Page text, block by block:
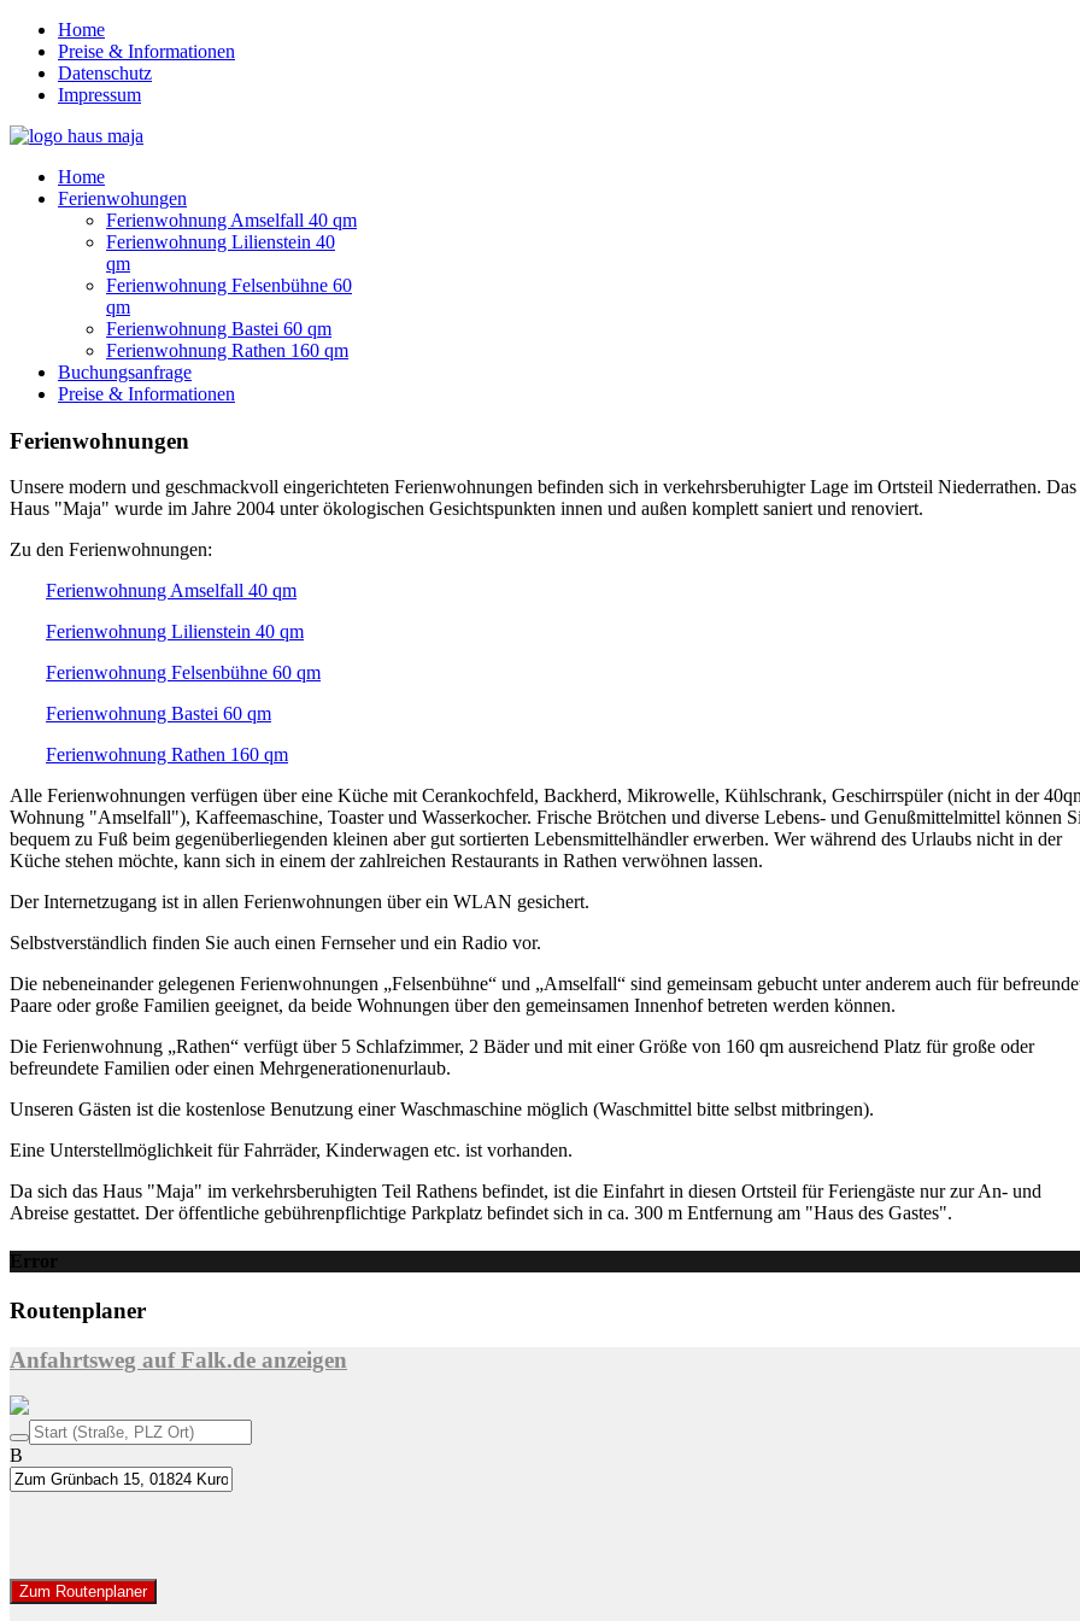
Home
Preise & Informationen
Datenschutz
Impressum
Home
Ferienwohungen
Ferienwohnung Amselfall 40 qm
Ferienwohnung Lilienstein 40
qm
Ferienwohnung Felsenbühne 60
qm
Ferienwohnung Bastei 60 qm
Ferienwohnung Rathen 160 qm
Buchungsanfrage
Preise & Informationen
Ferienwohnungen
Unsere modern und geschmackvoll eingerichteten Ferienwohnungen befinden sich in verkehrsberuhigter Lage im Ortsteil Niederrathen. Das
Haus "Maja" wurde im Jahre 2004 unter ökologischen Gesichtspunkten innen und außen komplett saniert und renoviert.
Zu den Ferienwohnungen:
Ferienwohnung Amselfall 40 qm
Ferienwohnung Lilienstein 40 qm
Ferienwohnung Felsenbühne 60 qm
Ferienwohnung Bastei 60 qm
Ferienwohnung Rathen 160 qm
Alle Ferienwohnungen verfügen über eine Küche mit Cerankochfeld, Backherd, Mikrowelle, Kühlschrank, Geschirrspüler (nicht in der
Wohnung "Amselfall"), Kaffeemaschine, Toaster und Wasserkocher. Frische Brötchen und diverse Lebens- und Genußmittelmittel können
bequem zu Fuß beim gegenüberliegenden kleinen aber gut sortierten Lebensmittelhändler erwerben. Wer während des Urlaubs nicht in der
Küche stehen möchte, kann sich in einem der zahlreichen Restaurants in Rathen verwöhnen lassen.
Der Internetzugang ist in allen Ferienwohnungen über ein WLAN gesichert.
Selbstverständlich finden Sie auch einen Fernseher und ein Radio vor.
Die nebeneinander gelegenen Ferienwohnungen „Felsenbühne“ und „Amselfall“ sind gemeinsam gebucht unter anderem auch für
Paare oder große Familien geeignet, da beide Wohnungen über den gemeinsamen Innenhof betreten werden können.
Die Ferienwohnung „Rathen“ verfügt über 5 Schlafzimmer, 2 Bäder und mit einer Größe von 160 qm ausreichend Platz für große oder
befreundete Familien oder einen Mehrgenerationenurlaub.
Unseren Gästen ist die kostenlose Benutzung einer Waschmaschine möglich (Waschmittel bitte selbst mitbringen).
Eine Unterstellmöglichkeit für Fahrräder, Kinderwagen etc. ist vorhanden.
Da sich das Haus "Maja" im verkehrsberuhigten Teil Rathens befindet, ist die Einfahrt in diesen Ortsteil für Feriengäste nur zur An- und
Abreise gestattet. Der öffentliche gebührenpflichtige Parkplatz befindet sich in ca. 300 m Entfernung am "Haus des Gastes".
Error
Routenplaner
Anfahrtsweg auf Falk.de anzeigen
B
Zum Routenplaner